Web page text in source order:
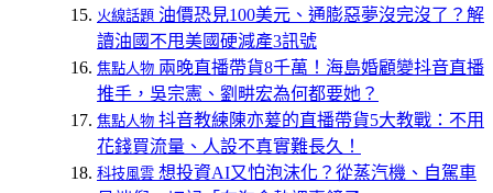
火線話題 油價恐見100美元、通膨惡夢沒完沒了？解
讀油國不甩美國硬減產3訊號
焦點人物 兩晚直播帶貨8千萬！海島婚顧變抖音直播
推手，吳宗憲、劉畊宏為何都要她？
焦點人物 抖音教練陳亦萲的直播帶貨5大教戰：不用
花錢買流量、人設不真實難長久！
科技風雲 想投資AI又怕泡沫化？從蒸汽機、自駕車